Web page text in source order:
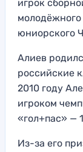
игрок
юниорского
Алиев
российские
2010 году
игроком
«гол+пас» —
Из-за его